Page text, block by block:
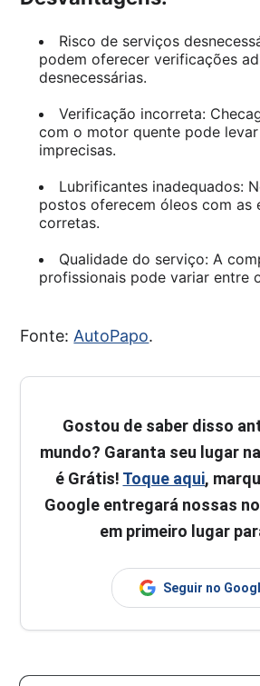
Risco de serviços
podem oferecer verificações
desnecessárias.
Verificação incorreta:
com o motor quente pode
imprecisas.
Lubrificantes inadequados:
postos oferecem óleos com as
corretas.
Qualidade do serviço: A
profissionais pode variar entre
Fonte: AutoPapo.
Gostou de saber disso
mundo? Garanta seu lugar
é Grátis! Toque aqui,
Google entregará nossas
em primeiro lugar
Seguir no